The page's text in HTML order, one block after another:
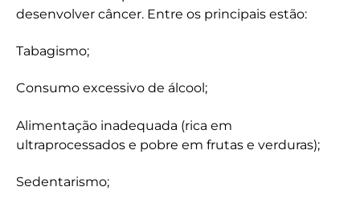
desenvolver câncer. Entre os principais estão:
Tabagismo;
Consumo excessivo de álcool;
Alimentação inadequada (rica em
ultraprocessados e pobre em frutas e verduras);
Sedentarismo;